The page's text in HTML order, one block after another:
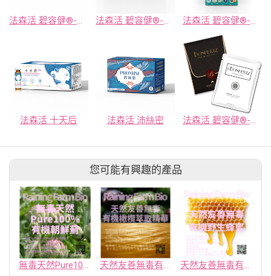
法森活 十天后 法森活 沛絲密 法森活 碧容健®-緊緻水嫩 隱形蠶絲面膜/凍齡激活 生物纖維面膜
您可能有興趣的產品
無毒天然Pure100%有機朝鮮薊 天然友善無毒有機橄欖萃取精華 天然友善無毒有機野生蜂蜜